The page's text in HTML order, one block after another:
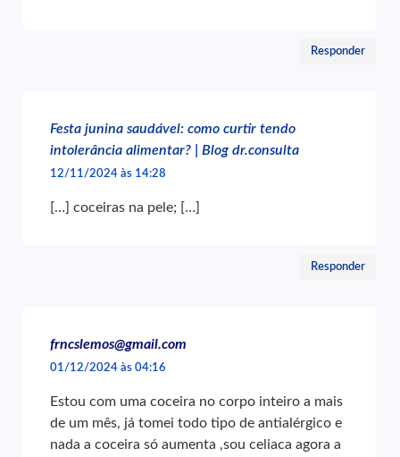
Responder
Festa junina saudável: como curtir tendo
intolerância alimentar? | Blog dr.consulta
12/11/2024 às 14:28
[…] coceiras na pele; […]
Responder
frncslemos@gmail.com
01/12/2024 às 04:16
Estou com uma coceira no corpo inteiro a mais
de um mês, já tomei todo tipo de antialérgico e
nada a coceira só aumenta ,sou celiaca agora a